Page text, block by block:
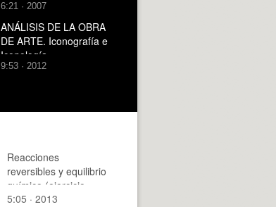
6:21 · 2007
ANÁLISIS DE LA OBRA
DE ARTE. Iconografía e
Iconología
9:53 · 2012
Reacciones
reversibles y equilibrio
químico (ejercicio
práctico)
5:05 · 2013